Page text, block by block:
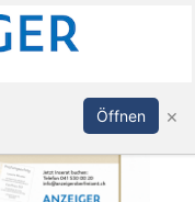
Anmelden
Öffnen ×